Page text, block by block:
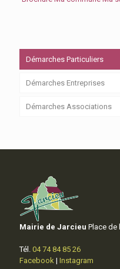
Démarches Particuliers
Démarches Entreprises
Démarches Associations
Mairie de Jarcieu Place de
Tél. 04 74 84 85 26
Facebook | Instagram